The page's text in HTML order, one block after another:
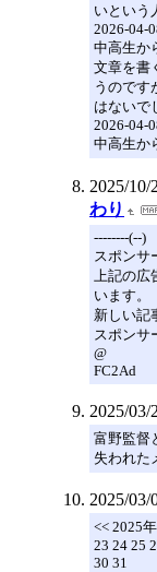
いという
2026-04-
中高生か
文章を書
うのです
はないで
2026-04-
中高生か
2025/10/
わり
--------(--)
スポンサ
上記の
います。
新しい記
スポンサ
@
FC2Ad
2025/03/
富野監督
失われた
2025/03/
<< 2025
23 24 25
30 31